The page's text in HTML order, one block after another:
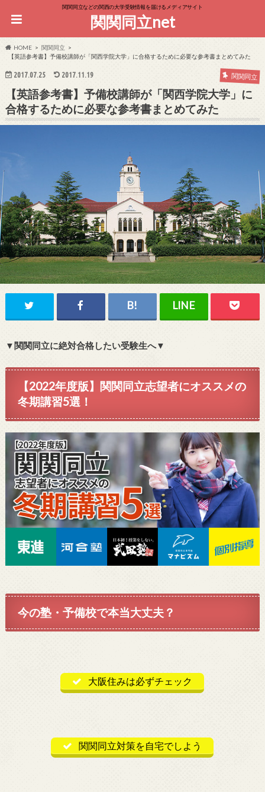
関関同立などの関西の大学受験情報を届けるメディアサイト
関関同立net
HOME
関関同立
【英語参考書】予備校講師が「関西学院大学」に合格するために必要な参考書まとめてみた
2017.07.25 2017.11.19 関関同立
【英語参考書】予備校講師が「関西学院大学」に
合格するために必要な参考書まとめてみた
▼関関同立に絶対合格したい受験生へ▼
【2022年度版】関関同立志望者にオススメの
冬期講習5選！
今の塾・予備校で本当大丈夫？
大阪住みは必ずチェック
関関同立対策を自宅でしよう